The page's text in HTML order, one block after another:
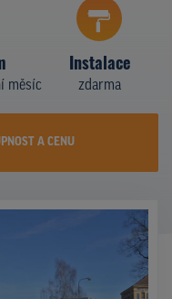
měsíc
Instalace
zdarma
A CENU